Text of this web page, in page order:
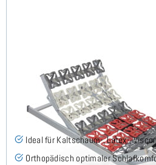
Cirro EKFV - Tellerlattenrost
Ideal für Kaltschaum-, Latex-,
Orthopädisch optimaler